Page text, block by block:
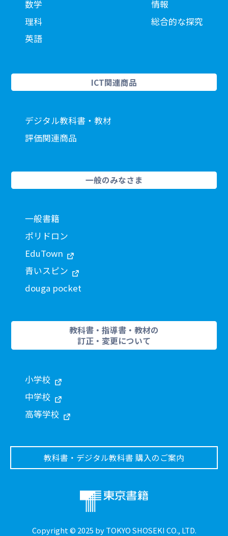
Copyright © 2025 by TOKYO SHOSEKI CO., LTD.
数学
理科
英語
情報
総合的な探究
ICT関連商品
デジタル教科書・教材
評価関連商品
一般のみなさま
一般書籍
ポリドロン
EduTown
青いスピン
douga pocket
教科書・指導書・教材の
訂正・変更について
小学校
中学校
高等学校
教科書・デジタル教科書 購入のご案内